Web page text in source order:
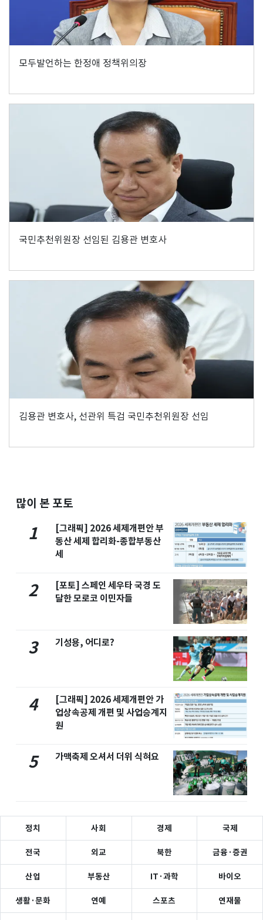
모두발언하는 한정애 정책위의장
국민추천위원장 선임된 김용관 변호사
김용관 변호사, 선관위 특검 국민추천위원장 선임
많이 본 포토
1
[그래픽] 2026 세제개편안 부
동산 세제 합리화-종합부동산
세
2
[포토] 스페인 세우타 국경 도
달한 모로코 이민자들
3 기성용, 어디로?
4
[그래픽] 2026 세제개편안 가
업상속공제 개편 및 사업승계지
원
5 가맥축제 오셔서 더위 식혀요
정치 사회 경제 국제
전국 외교 북한 금융·증권
산업 부동산 IT·과학 바이오
생활·문화 연예 스포츠 연재물